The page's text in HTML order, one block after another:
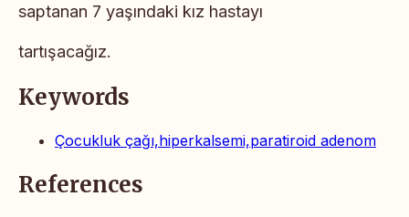
saptanan 7 yaşındaki kız hastayı
tartışacağız.
Keywords
Çocukluk çağı,hiperkalsemi,paratiroid adenom
References